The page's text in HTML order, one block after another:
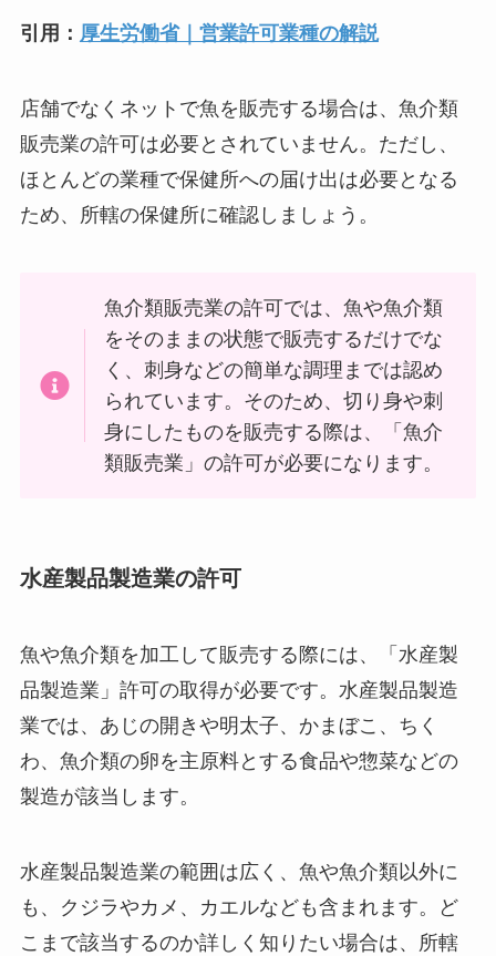
引用： 厚生労働省｜営業許可業種の解説
店舗でなくネットで魚を販売する場合は、魚介類
販売業の許可は必要とされていません。ただし、
ほとんどの業種で保健所への届け出は必要となる
ため、所轄の保健所に確認しましょう。
魚介類販売業の許可では、魚や魚介類
をそのままの状態で販売するだけでな
く、刺身などの簡単な調理までは認め
られています。そのため、切り身や刺
身にしたものを販売する際は、「魚介
類販売業」の許可が必要になります。
水産製品製造業の許可
魚や魚介類を加工して販売する際には、「水産製
品製造業」許可の取得が必要です。水産製品製造
業では、あじの開きや明太子、かまぼこ、ちく
わ、魚介類の卵を主原料とする食品や惣菜などの
製造が該当します。
水産製品製造業の範囲は広く、魚や魚介類以外に
も、クジラやカメ、カエルなども含まれます。ど
こまで該当するのか詳しく知りたい場合は、所轄